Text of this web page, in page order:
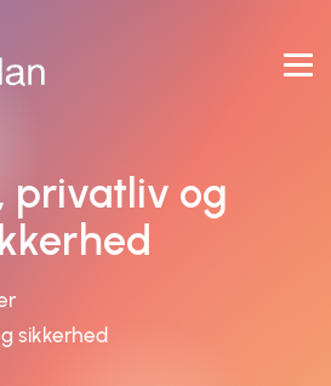
privatliv og
sikkerhed